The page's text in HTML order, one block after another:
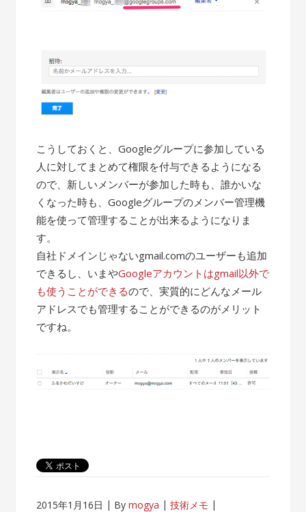
こうしておくと、Googleグループに参加している
人に対してまとめて権限を付与できるようになる
ので、新しいメンバーが参加した時も、誰かいな
くなった時も、Googleグループのメンバー管理機
能を使って管理することが出来るようになりま
す。
自社ドメインじゃないgmail.comのユーザーも追加
できるし、いまやGoogleアカウントはgmail以外で
も使うことができるので、実質的にどんなメール
アドレスでも管理することができるのがメリット
ですね。
2015年1月16日 Bymogya
技術メモ